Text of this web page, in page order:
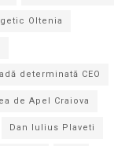
Oltenia
determinată CEO
de Apel Craiova
Dan Iulius Plaveti